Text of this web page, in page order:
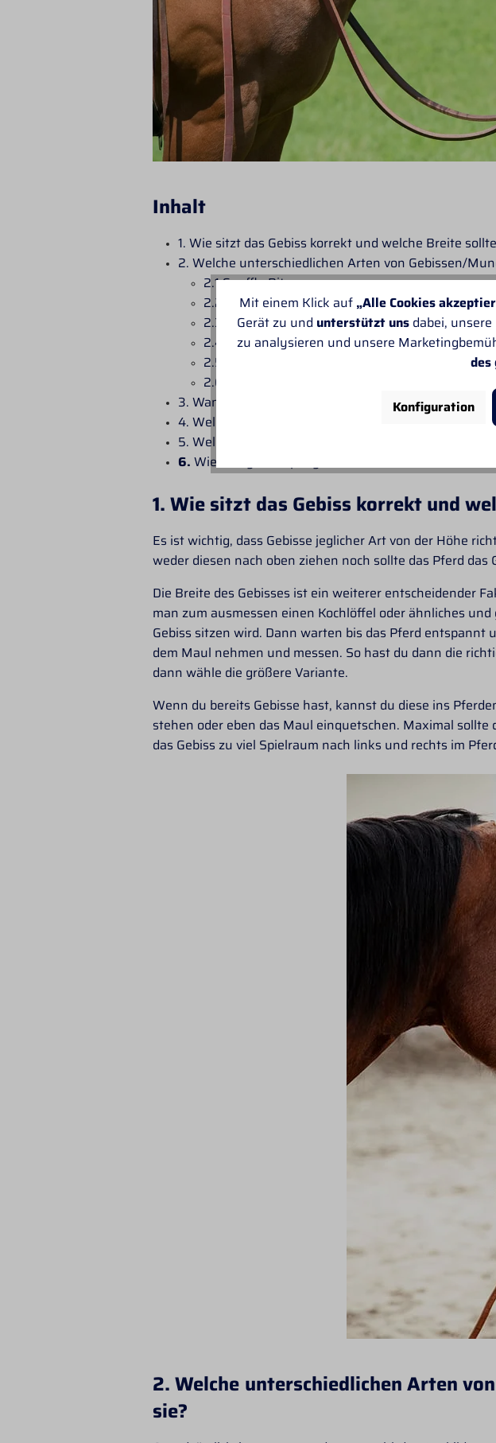
Inhalt
1. Wie sitzt das Gebiss korrekt und welche Breite
2. Welche unterschiedlichen Arten von Gebissen/
2.1 Snaffle Bits
2.2 Billy Allen Bits
2.3 Correction Bits
2.4 Myler Bits
2.5 Showbits
2.6 Gebisslos
3. Wann benötige ich einen Kinnriemen oder eine
4. Welches weitere Gebisszubehör gibt es?
5. Welche Materialien gibt es bei Gebissen?
6. Wie reinige und pflege ich mein Gebiss korrekt und
1. Wie sitzt das Gebiss korrekt und
Es ist wichtig, dass Gebisse jeglicher Art von der Höhe
weder diesen nach oben ziehen noch sollte das Pferd
Die Breite des Gebisses ist ein weiterer entscheidender
man zum ausmessen einen Kochlöffel oder ähnliches
Gebiss sitzen wird. Dann warten bis das Pferd
dem Maul nehmen und messen. So hast du dann die
dann wähle die größere Variante.
Wenn du bereits Gebisse hast, kannst du diese ins
stehen oder eben das Maul einquetschen. Maximal
das Gebiss zu viel Spielraum nach links und rechts im
2. Welche unterschiedlichen Arten
sie?
Mit einem Klick auf „Alle Cookies
Gerät zu und unterstützt uns dabei,
zu analysieren und unsere
des
Konfiguration